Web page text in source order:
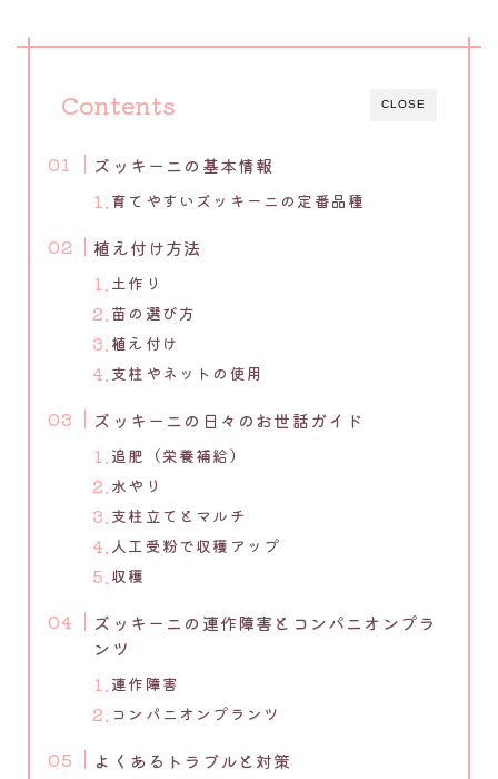
CLOSE
Contents
ズッキーニの基本情報
育てやすいズッキーニの定番品種
植え付け方法
土作り
苗の選び方
植え付け
支柱やネットの使用
ズッキーニの日々のお世話ガイド
追肥（栄養補給）
水やり
支柱立てとマルチ
人工受粉で収穫アップ
収穫
ズッキーニの連作障害とコンパニオンプラ
ンツ
連作障害
コンパニオンプランツ
よくあるトラブルと対策